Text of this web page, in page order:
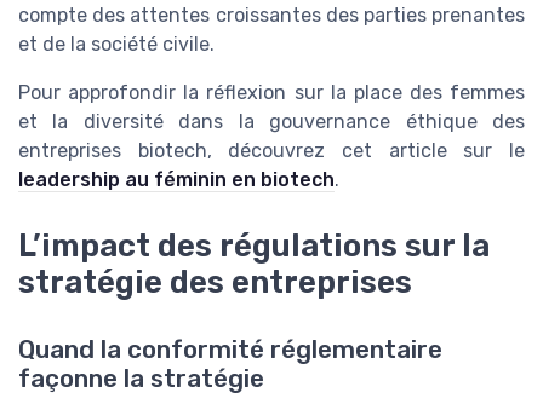
compte des attentes croissantes des parties prenantes
et de la société civile.
Pour approfondir la réflexion sur la place des femmes
et la diversité dans la gouvernance éthique des
entreprises biotech, découvrez cet article sur le
leadership au féminin en biotech.
L’impact des régulations sur la
stratégie des entreprises
Quand la conformité réglementaire
façonne la stratégie